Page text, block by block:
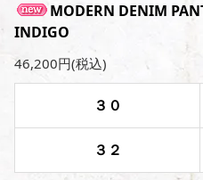
MODERN DENIM
INDIGO
46,200円(税込)
３０
３２